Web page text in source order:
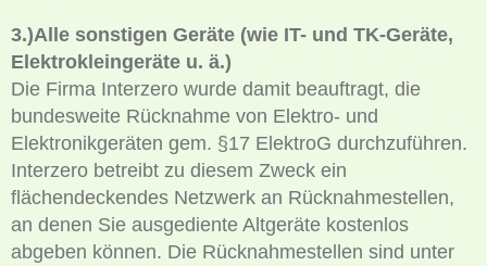
3.)Alle sonstigen Geräte (wie IT- und TK-Geräte,
Elektrokleingeräte u. ä.)
Die Firma Interzero wurde damit beauftragt, die
bundesweite Rücknahme von Elektro- und
Elektronikgeräten gem. §17 ElektroG durchzuführen.
Interzero betreibt zu diesem Zweck ein
flächendeckendes Netzwerk an Rücknahmestellen,
an denen Sie ausgediente Altgeräte kostenlos
abgeben können. Die Rücknahmestellen sind unter